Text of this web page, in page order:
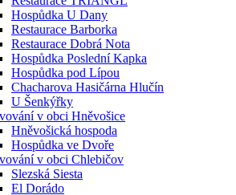
Hospůdka U Dany
Restaurace Barborka
Restaurace Dobrá Nota
Hospůdka Poslední Kapka
Hospůdka pod Lípou
Chacharova Hasičárna Hlučín
U Šenkýřky
v obci Hněvošice
Hněvošická hospoda
Hospůdka ve Dvoře
v obci Chlebičov
Slezská Siesta
El Dorádo